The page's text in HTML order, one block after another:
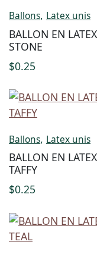
Ballons, Latex unis
BALLON EN LATEX
STONE
$0.25
Ballons, Latex unis
BALLON EN LATEX
TAFFY
$0.25